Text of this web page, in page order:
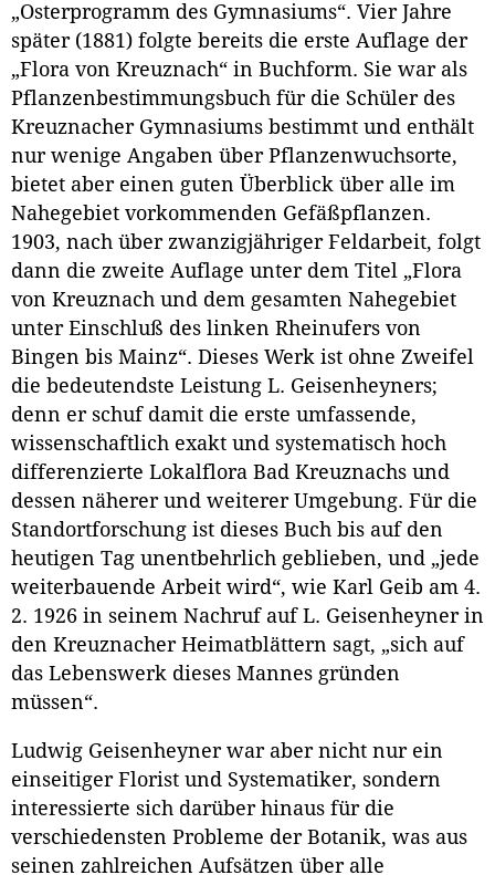
„Osterprogramm des Gymnasiums“. Vier Jahre
später (1881) folgte bereits die erste Auflage der
„Flora von Kreuznach“ in Buchform. Sie war als
Pflanzenbestimmungsbuch für die Schüler des
Kreuznacher Gymnasiums bestimmt und enthält
nur wenige Angaben über Pflanzenwuchsorte,
bietet aber einen guten Überblick über alle im
Nahegebiet vorkommenden Gefäßpflanzen.
1903, nach über zwanzigjähriger Feldarbeit, folgt
dann die zweite Auflage unter dem Titel „Flora
von Kreuznach und dem gesamten Nahegebiet
unter Einschluß des linken Rheinufers von
Bingen bis Mainz“. Dieses Werk ist ohne Zweifel
die bedeutendste Leistung L. Geisenheyners;
denn er schuf damit die erste umfassende,
wissenschaftlich exakt und systematisch hoch
differenzierte Lokalflora Bad Kreuznachs und
dessen näherer und weiterer Umgebung. Für die
Standortforschung ist dieses Buch bis auf den
heutigen Tag unentbehrlich geblieben, und „jede
weiterbauende Arbeit wird“, wie Karl Geib am 4.
2. 1926 in seinem Nachruf auf L. Geisenheyner in
den Kreuznacher Heimatblättern sagt, „sich auf
das Lebenswerk dieses Mannes gründen
müssen“.
Ludwig Geisenheyner war aber nicht nur ein
einseitiger Florist und Systematiker, sondern
interessierte sich darüber hinaus für die
verschiedensten Probleme der Botanik, was aus
seinen zahlreichen Aufsätzen über alle